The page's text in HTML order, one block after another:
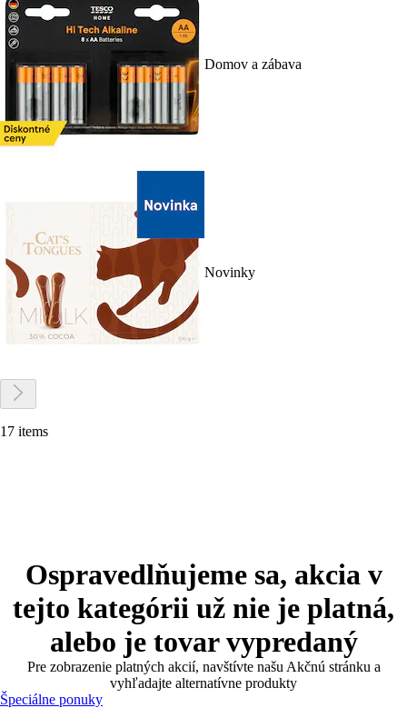
Domov a zábava
Novinky
17 items
Ospravedlňujeme sa, akcia v
tejto kategórii už nie je platná,
alebo je tovar vypredaný
Pre zobrazenie platných akcií, navštívte našu Akčnú stránku a
vyhľadajte alternatívne produkty
Špeciálne ponuky